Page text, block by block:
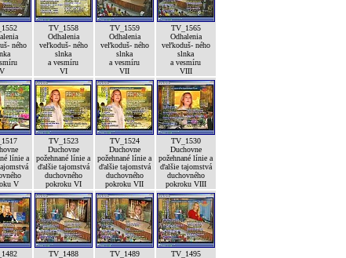
ného
V
TV_1558
Odhalenia
veľkoduš- ného
slnka
a vesmíru
VI
TV_1559
Odhalenia
veľkoduš- ného
slnka
a vesmíru
VII
TV_1565
Odhalenia
veľkoduš- ného
slnka
a vesmíru
VIII
línie a
V
TV_1523
Duchovne
požehnané línie a
ďalšie tajomstvá
duchovného
pokroku VI
TV_1524
Duchovne
požehnané línie a
ďalšie tajomstvá
duchovného
pokroku VII
TV_1530
Duchovne
požehnané línie a
ďalšie tajomstvá
duchovného
pokroku VIII
TV_1488 TV_1489 TV_1495